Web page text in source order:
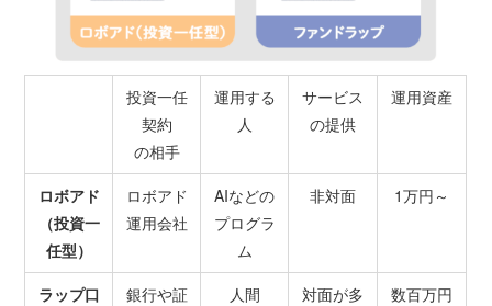
投資一任
契約
の相手
運用する
人
サービス
の提供
運用資産
ロボアド
（投資一
任型）
ロボアド
運用会社
AIなどの
プログラ
ム
非対面 1万円～
ラップ口
銀行や証
人間
対面が多
数百万円